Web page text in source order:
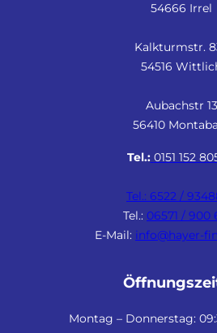
54666 Irrel
Kalkturmstr.
54516
Aubachstr 13
56410
Tel.: 0151 152
Tel.: 6522 /
Tel.: 06571 / 900
E-Mail: info@hayer-
Montag – Donnerstag: